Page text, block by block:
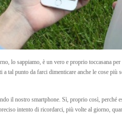
lo sappiamo, è un vero e proprio toccasana
a tal punto da farci dimenticare anche le cose
il nostro smartphone. Sì, proprio così, perché
intento di ricordarci, più volte al giorno,